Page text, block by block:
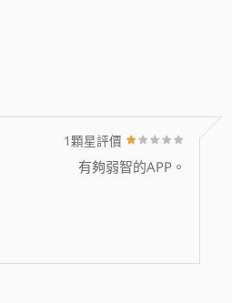
1顆星評價
有夠弱智的APP。